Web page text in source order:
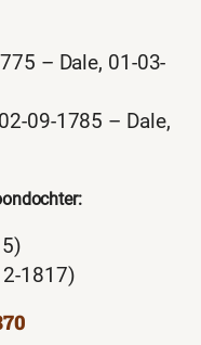
– Dale, 01-03-
09-1785 – Dale,
1817)